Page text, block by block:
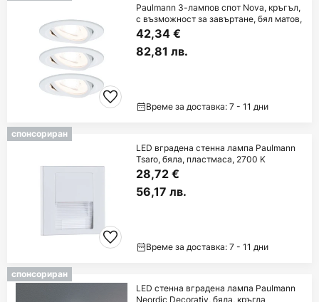
Paulmann 3-лампов спот Nova, кръгъл,
с възможност за завъртане, бял матов,
42,34 €
82,81 лв.
Време за доставка: 7 - 11 дни
спонсориран
LED вградена стенна лампа Paulmann
Tsaro, бяла, пластмаса, 2700 K
28,72 €
56,17 лв.
Време за доставка: 7 - 11 дни
спонсориран
LED стенна вградена лампа Paulmann
Neordic Decorativ, бяла, кръгла